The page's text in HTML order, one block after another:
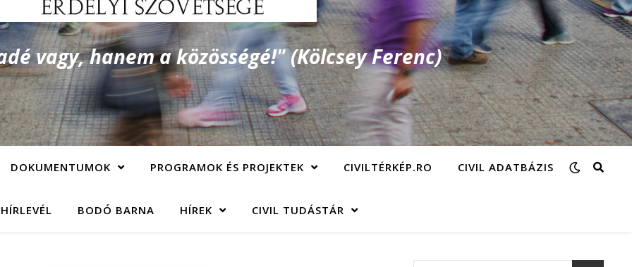
vagy, hanem a közösségé!" (Kölcsey Ferenc)
DOKUMENTUMOK PROGRAMOK ÉS PROJEKTEK CIVILTÉRKÉP.RO CIVIL ADATBÁZIS
BODÓ BARNA HÍREK CIVIL TUDÁSTÁR